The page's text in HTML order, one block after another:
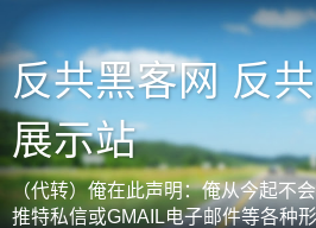
反共黑客网 反
展示站
（代转）俺在此声明：俺从今起不
推特私信或GMAIL电子邮件等各种